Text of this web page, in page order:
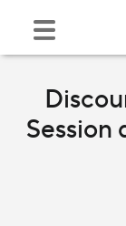
Session